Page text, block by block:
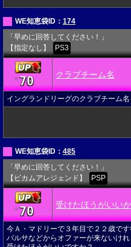
WE知恵袋ID： 174
「早めに回答してください！」
【指定なし】
PS3
★70 クラブチーム名
イングランドリーグのクラブチーム
WE知恵袋ID： 485
「早めに回答してください！」
【ビカムアレジェンド】
PSP
★70 受けたほうがいい
今Ａ・マドリーで３年目で２２歳で
バルサなどからオファーが来ないけ